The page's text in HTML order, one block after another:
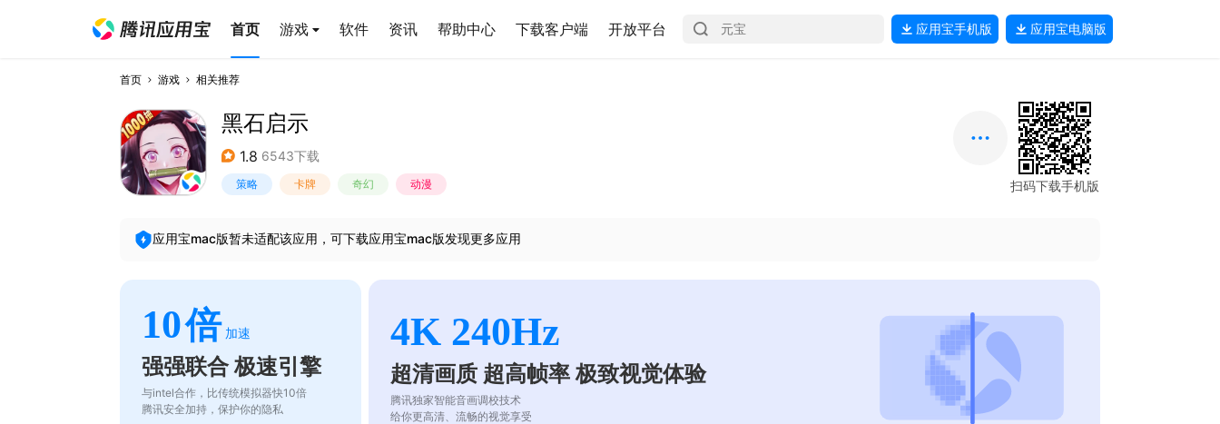
首页 游戏 软件 资讯 帮助中心 下载客户端 开放平台 应用宝手机版 应用宝电脑版
首页 游戏 相关推荐
黑石启示
1.8 6543下载
策略 卡牌 奇幻 动漫 扫码下载手机版
应用宝mac版暂未适配该应用，可下载应用宝mac版发现更多应用
10倍 加速
强强联合 极速引擎
与intel合作，比传统模拟器快10倍
腾讯安全加持，保护你的隐私
4K 240Hz
超清画质 超高帧率 极致视觉体验
腾讯独家智能音画调校技术
给你更高清、流畅的视觉享受